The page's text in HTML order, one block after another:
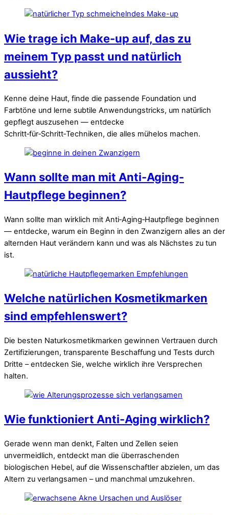
Wie trage ich Make-up auf, das zu
meinem Typ passt und natürlich
aussieht?
Kenne deine Haut, finde die passende Foundation und
Farbtöne und lerne subtile Anwendungstricks, um natürlich
gepflegt auszusehen — entdecke
Schritt‑für‑Schritt‑Techniken, die alles mühelos machen.
Wann sollte man mit Anti-Aging-
Hautpflege beginnen?
Wann sollte man wirklich mit Anti‑Aging‑Hautpflege beginnen
— entdecke, warum ein Beginn in den Zwanzigern alles an der
alternden Haut verändern kann und was als Nächstes zu tun
ist.
Welche natürlichen Kosmetikmarken
sind empfehlenswert?
Die besten Naturkosmetikmarken gewinnen Vertrauen durch
Zertifizierungen, transparente Beschaffung und Tests durch
Dritte – entdecken Sie, welche wirklich ihre Versprechen
halten.
Wie funktioniert Anti-Aging wirklich?
Gerade wenn man denkt, Falten und Zellen seien
unvermeidlich, entdeckt man die überraschenden
biologischen Hebel, auf die Wissenschaftler abzielen, um das
Altern zu verlangsamen – und manchmal umzukehren.